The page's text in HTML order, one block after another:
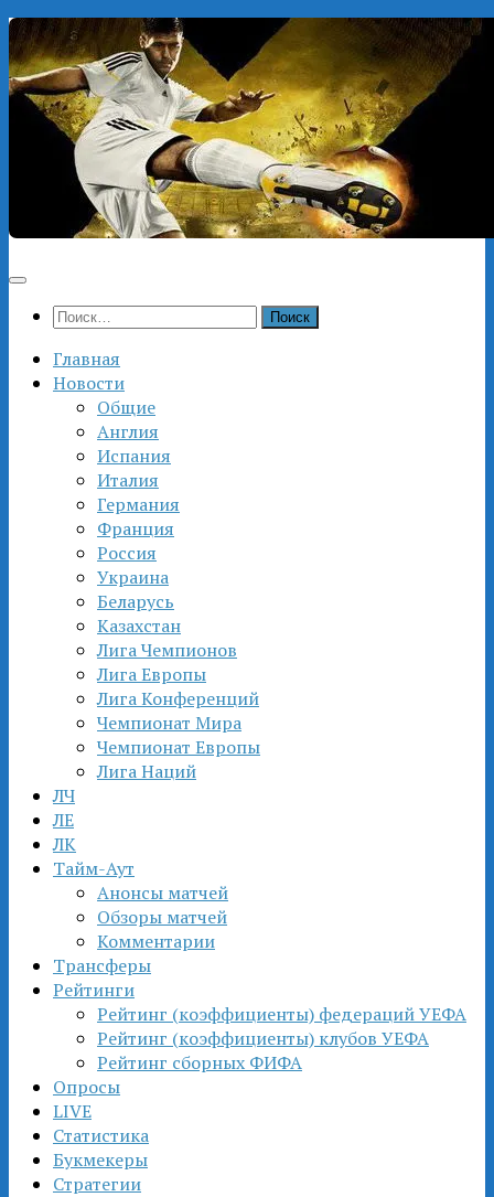
Перейти
к
содержимому
Найти:
Главная
Новости
Общие
Англия
Испания
Италия
Германия
Франция
Россия
Украина
Беларусь
Казахстан
Лига Чемпионов
Лига Европы
Лига Конференций
Чемпионат Мира
Чемпионат Европы
Лига Наций
ЛЧ
ЛЕ
ЛК
Тайм-Аут
Анонсы матчей
Обзоры матчей
Комментарии
Трансферы
Рейтинги
Рейтинг (коэффициенты) федераций УЕФА
Рейтинг (коэффициенты) клубов УЕФА
Рейтинг сборных ФИФА
Опросы
LIVE
Статистика
Букмекеры
Стратегии